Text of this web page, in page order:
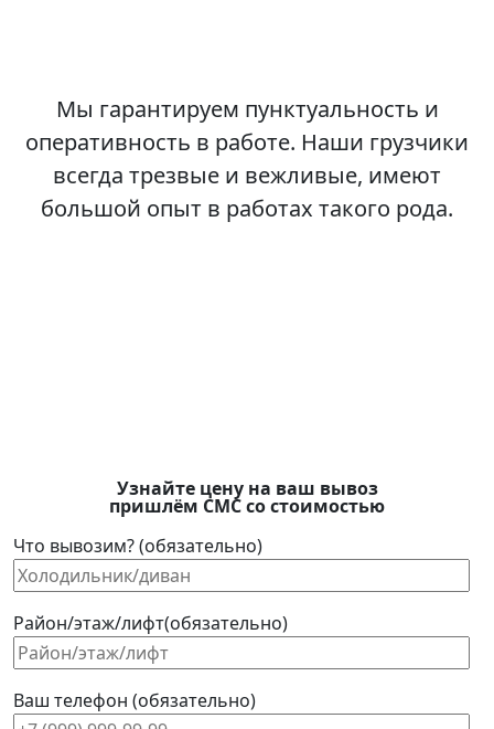
Мы гарантируем пунктуальность и
оперативность в работе. Наши грузчики
всегда трезвые и вежливые, имеют
большой опыт в работах такого рода.
Узнайте цену на ваш вывоз
пришлём СМС со стоимостью
Что вывозим? (обязательно)
Район/этаж/лифт(обязательно)
Ваш телефон (обязательно)